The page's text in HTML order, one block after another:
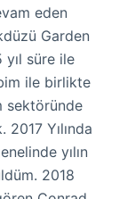
eden
Garden
süre ile
ile birlikte
sektöründe
Yılında
yılın
2018